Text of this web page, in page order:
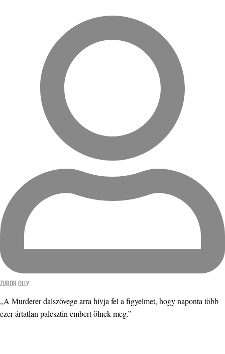
ZUBOR OLLY
„A Murderer dalszövege arra hívja fel a figyelmet, hogy naponta több
ezer ártatlan palesztin embert ölnek meg.”